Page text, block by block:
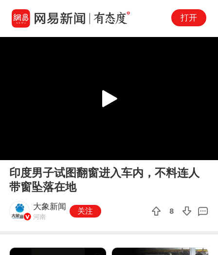
打开
Play
印度男子试图翻窗进入车内，不料连人
带窗坠落在地
大象新闻
河南
关注 8